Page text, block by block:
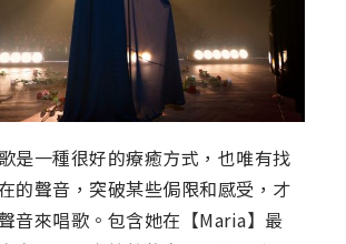
是一種很好的療癒方式，也唯有找
的聲音，突破某些侷限和感受，才
音來唱歌。包含她在【Maria】最